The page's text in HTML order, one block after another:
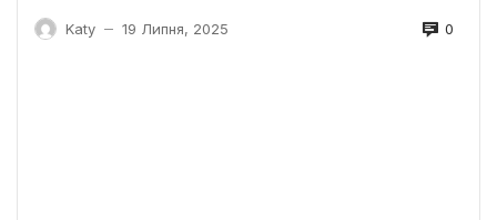
Katy — 19 Липня, 2025 0